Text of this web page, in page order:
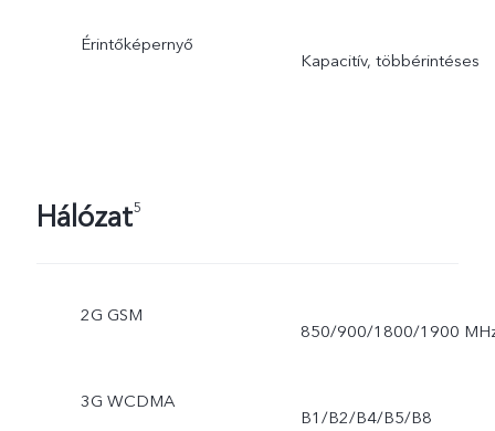
Érintőképernyő
Kapacitív, többérintéses
Hálózat5
2G GSM
850/900/1800/1900
3G WCDMA
B1/B2/B4/B5/B8